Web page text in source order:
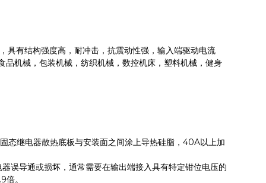
有结构强度高，耐冲击，抗震动性强，输入端驱动电流
机械，包装机械，纺织机械，数控机床，塑料机械，健身
态继电器散热底板与安装面之间涂上导热硅脂，40A以上加
误导通或损坏，通常需要在输出端接入具有特定钳位电压的
。